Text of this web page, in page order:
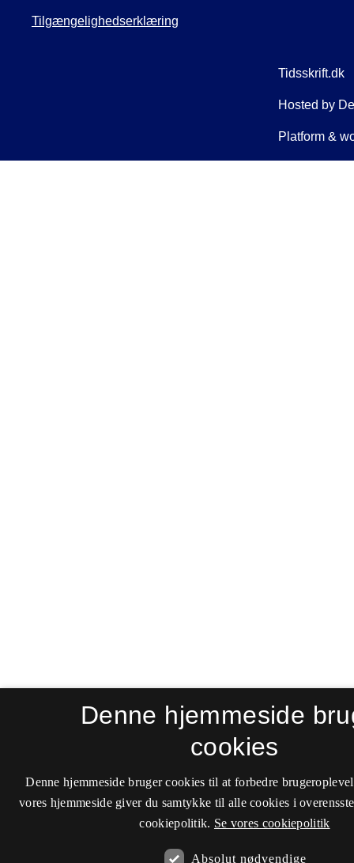
Tilgængelighedserklæring
Denne hjemmeside
cookies
Denne hjemmeside bruger cookies til at forbedre
vores hjemmeside giver du samtykke til alle cookies i
cookiepolitik. Se vores cookiepolitik
Absolut nødvendige